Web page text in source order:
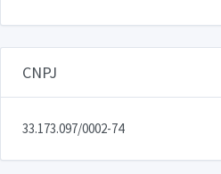
CNPJ
33.173.097/0002-74